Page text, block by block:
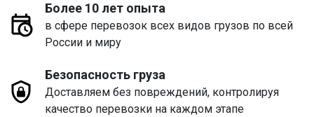
Более 10 лет опыта
в сфере перевозок всех видов грузов по всей
России и миру
Безопасность груза
Доставляем без повреждений, контролируя
качество перевозки на каждом этапе